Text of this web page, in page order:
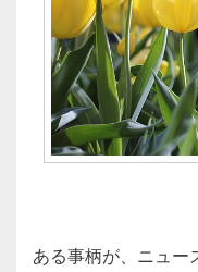
ある事柄が、ニュー